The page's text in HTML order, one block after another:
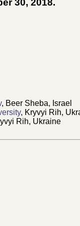
30, 2018.
, Beer Sheba, Israel
, Kryvyi Rih,
Rih, Ukraine